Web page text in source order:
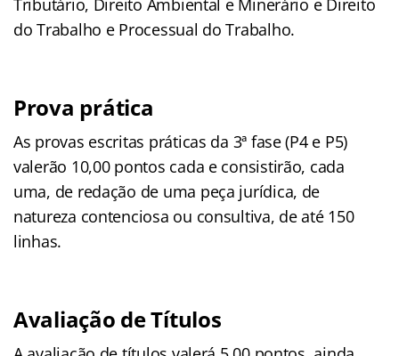
Tributário, Direito Ambiental e Minerário e Direito
do Trabalho e Processual do Trabalho.
Prova prática
As provas escritas práticas da 3ª fase (P4 e P5)
valerão 10,00 pontos cada e consistirão, cada
uma, de redação de uma peça jurídica, de
natureza contenciosa ou consultiva, de até 150
linhas.
Avaliação de Títulos